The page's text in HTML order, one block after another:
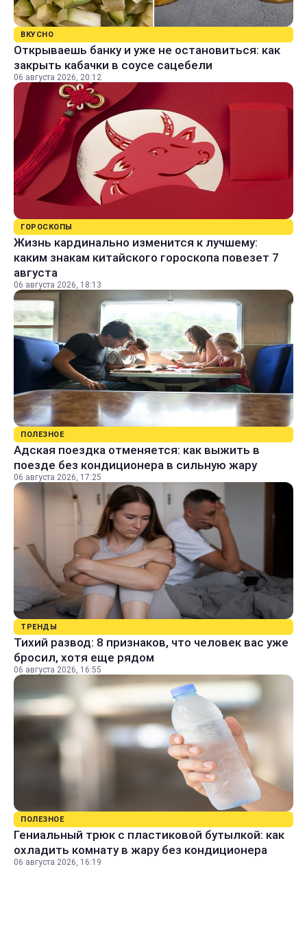
ВКУСНО
Открываешь банку и уже не остановиться: как
закрыть кабачки в соусе сацебели
06 августа 2026, 20:12
ГОРОСКОПЫ
Жизнь кардинально изменится к лучшему:
каким знакам китайского гороскопа повезет 7
августа
06 августа 2026, 18:13
ПОЛЕЗНОЕ
Адская поездка отменяется: как выжить в
поезде без кондиционера в сильную жару
06 августа 2026, 17:25
ТРЕНДЫ
Тихий развод: 8 признаков, что человек вас уже
бросил, хотя еще рядом
06 августа 2026, 16:55
ПОЛЕЗНОЕ
Гениальный трюк с пластиковой бутылкой: как
охладить комнату в жару без кондиционера
06 августа 2026, 16:19